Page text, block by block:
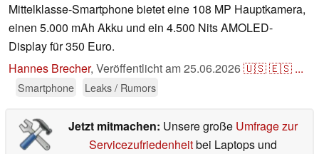
Mittelklasse-Smartphone bietet eine 108 MP Hauptkamera,
einen 5.000 mAh Akku und ein 4.500 Nits AMOLED-
Display für 350 Euro.
Hannes Brecher, Veröffentlicht am25.06.2026🇺🇸🇪🇸 ...
Smartphone Leaks / Rumors
Jetzt mitmachen: Unsere große Umfrage zur
Servicezufriedenheitbei Laptops und